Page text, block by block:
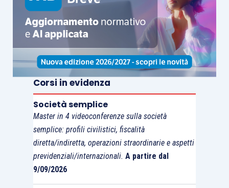
formare il reddito di lavoro dipendente, né sono
soggetti all’imposta sostitutiva del 10%.
Corsi in evidenza
Società semplice
Master in 4 videoconferenze sulla società
semplice: profili civilistici, fiscalità
diretta/indiretta, operazioni straordinarie e aspetti
previdenziali/internazionali. A partire dal
9/09/2026